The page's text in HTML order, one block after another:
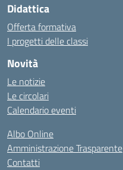
Didattica
Offerta formativa
I progetti delle classi
Novità
Le notizie
Le circolari
Calendario eventi
Albo Online
Amministrazione Trasparente
Contatti